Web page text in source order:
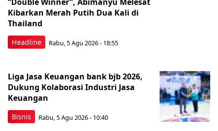
Headline
Kibarkan Merah Putih Dua Kali di
Thailand
Rabu, 5 Agu 2026 - 18:55
Bisnis
Liga Jasa Keuangan bank bjb 2026,
Dukung Kolaborasi Industri Jasa
Keuangan
Rabu, 5 Agu 2026 - 10:40